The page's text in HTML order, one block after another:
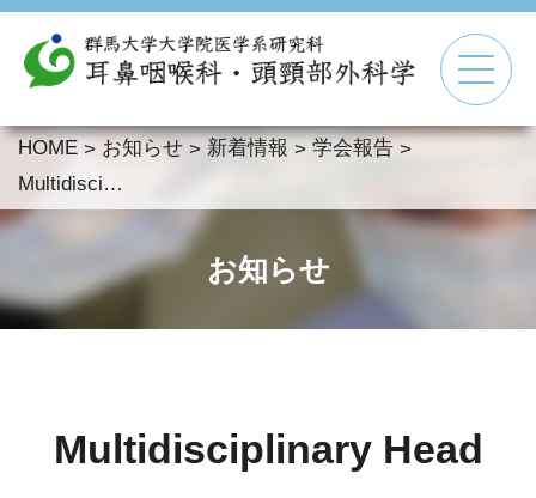
HOME > お知らせ > 新着情報 > 学会報告 >
Multidisciplinary Head and Neck Cancers Symposium
お知らせ
Multidisciplinary Head